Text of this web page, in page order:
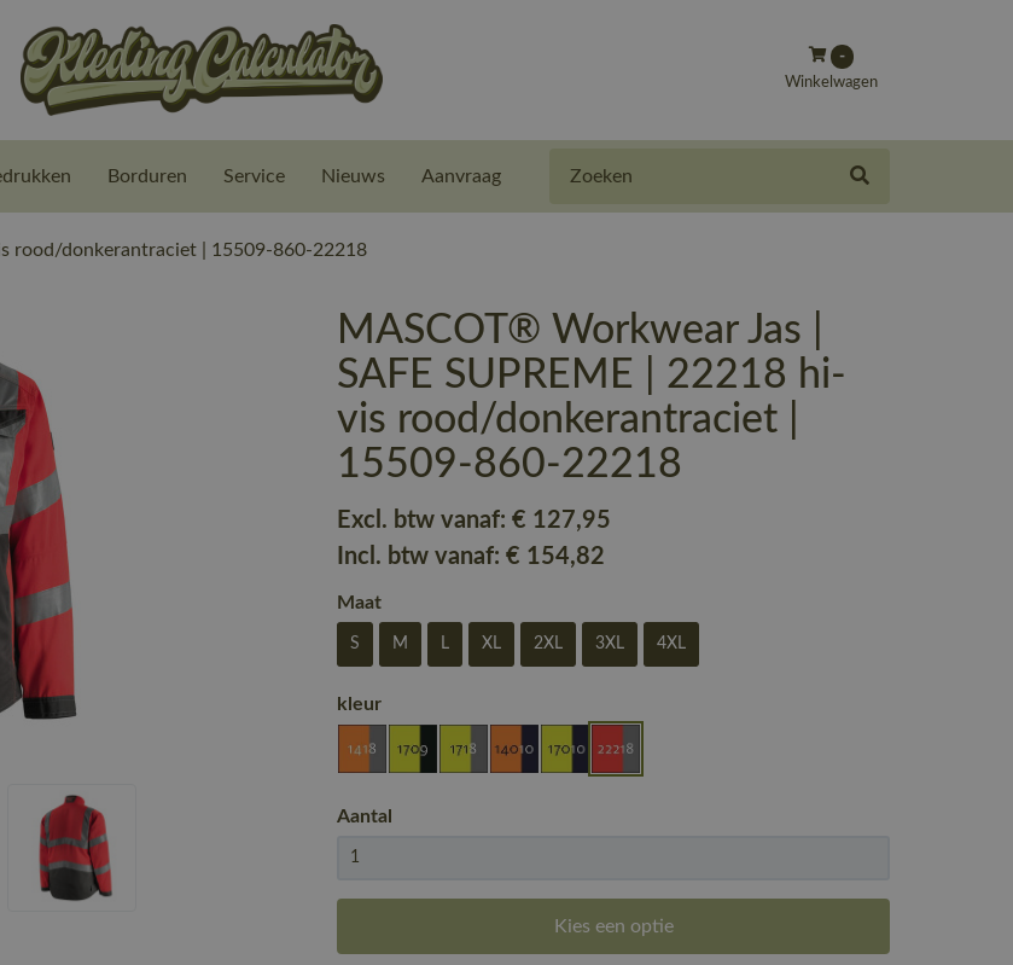
-
Winkelwagen
Borduren Service Nieuws Aanvraag
rood/donkerantraciet | 15509-860-22218
MASCOT® Workwear Jas |
SAFE SUPREME | 22218 hi-
vis rood/donkerantraciet |
15509-860-22218
Excl. btw vanaf:€ 127,95
Incl. btw vanaf:€ 154,82
Maat
S M L XL 2XL 3XL 4XL
kleur
Aantal
Kies een optie